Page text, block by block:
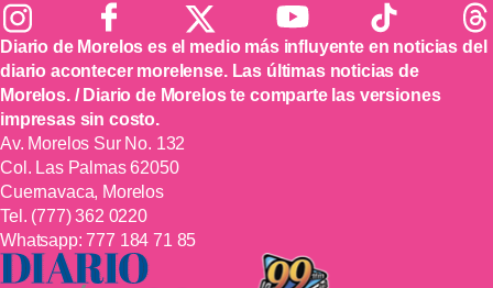
Diario de Morelos es el medio más influyente en noticias del
diario acontecer morelense. Las últimas noticias de
Morelos. / Diario de Morelos te comparte las versiones
impresas sin costo.
Av. Morelos Sur No. 132
Col. Las Palmas 62050
Cuernavaca, Morelos
Tel. (777) 362 0220
Whatsapp:777 184 71 85